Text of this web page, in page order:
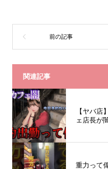
関連記事
【ヤバ
ェ店長が
重力って